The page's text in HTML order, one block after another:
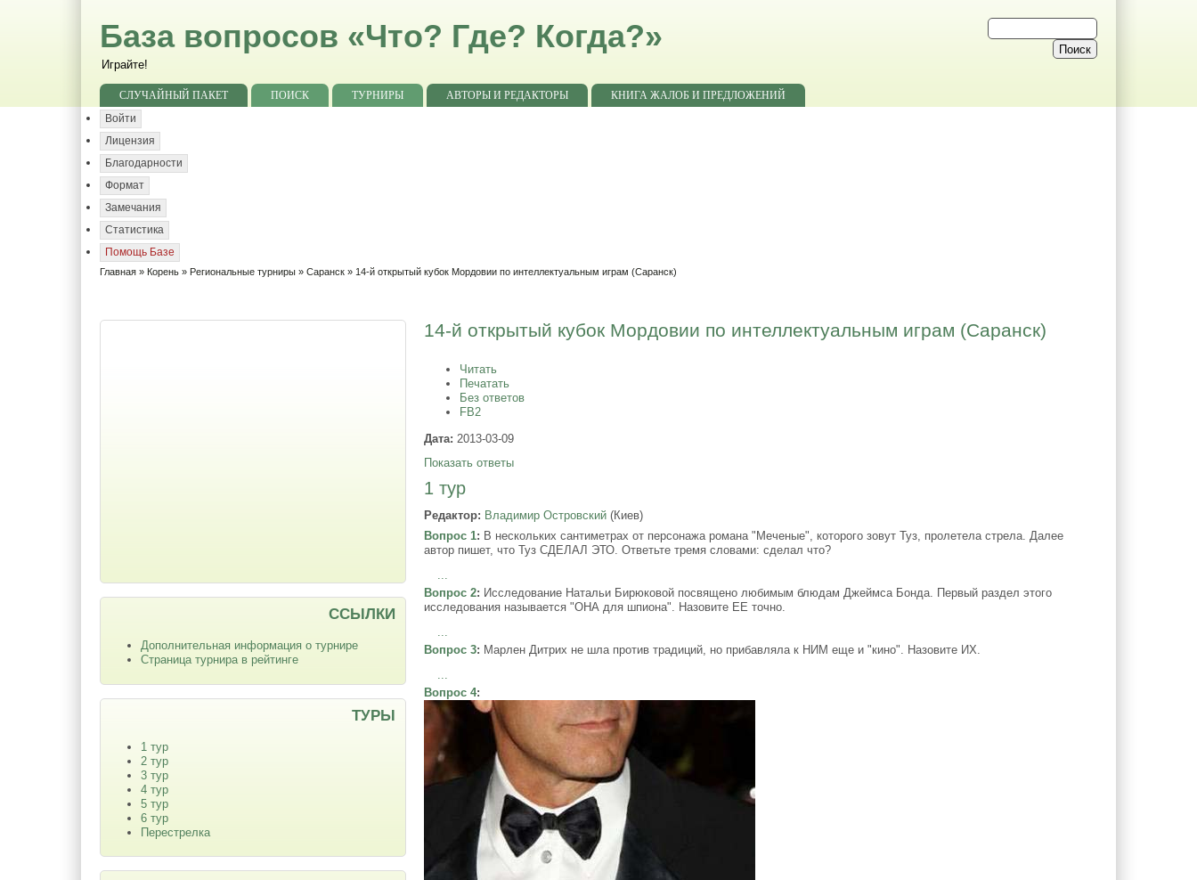
База вопросов «Что? Где? Когда?»
Играйте!
СЛУЧАЙНЫЙ ПАКЕТ ПОИСК ТУРНИРЫ АВТОРЫ И РЕДАКТОРЫ
КНИГА ЖАЛОБ И ПРЕДЛОЖЕНИЙ
Войти
Лицензия
Благодарности
Формат
Замечания
Статистика
Помощь Базе
Главная » Корень » Региональные турниры »Саранск » 14-й открытый кубок Мордовии по интеллектуальным играм (Саранск)
14-й открытый кубок Мордовии по интеллектуальным играм (Саранск)
Читать
Печатать
Без ответов
FB2
Дата: 2013-03-09
Показать ответы
1 тур
Редактор: Владимир Островский (Киев)
Вопрос 1: В нескольких сантиметрах от персонажа романа "Меченые", которого зовут Туз, пролетела стрела. Далее
автор пишет, что Туз СДЕЛАЛ ЭТО. Ответьте тремя словами: сделал что?
Вопрос 2: Исследование Натальи Бирюковой посвящено любимым блюдам Джеймса Бонда. Первый раздел этого
исследования называется "ОНА для шпиона". Назовите ЕЕ точно.
Вопрос 3: Марлен Дитрих не шла против традиций, но прибавляла к НИМ еще и "кино". Назовите ИХ.
Вопрос 4:
ССЫЛКИ
Дополнительная информация о турнире
Страница турнира в рейтинге
ТУРЫ
1 тур
2 тур
3 тур
4 тур
5 тур
6 тур
Перестрелка